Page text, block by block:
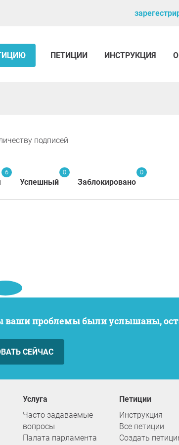
ПЕТИЦИИ ИНСТРУКЦИЯ
подписей
6
Успешный
0
Заблокировано
0
ваши проблемы были услышаны,
СЕЙЧАС
услуга
Часто задаваемые
вопросы
Палата парламента
Петиции
Инструкция
Все петиции
Создать